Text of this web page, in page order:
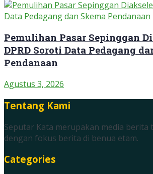
Pemulihan Pasar Sepinggan
DPRD Soroti Data Pedagang
Pendanaan
Agustus 3, 2026
Tentang Kami
Seputar Kata merupakan media berita
dengan fokus berita di benua etam.
Categories